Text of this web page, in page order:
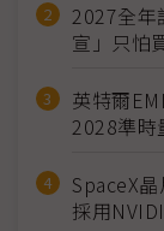
2027全
宣」只怕
英特爾
2028準時
SpaceX
採用